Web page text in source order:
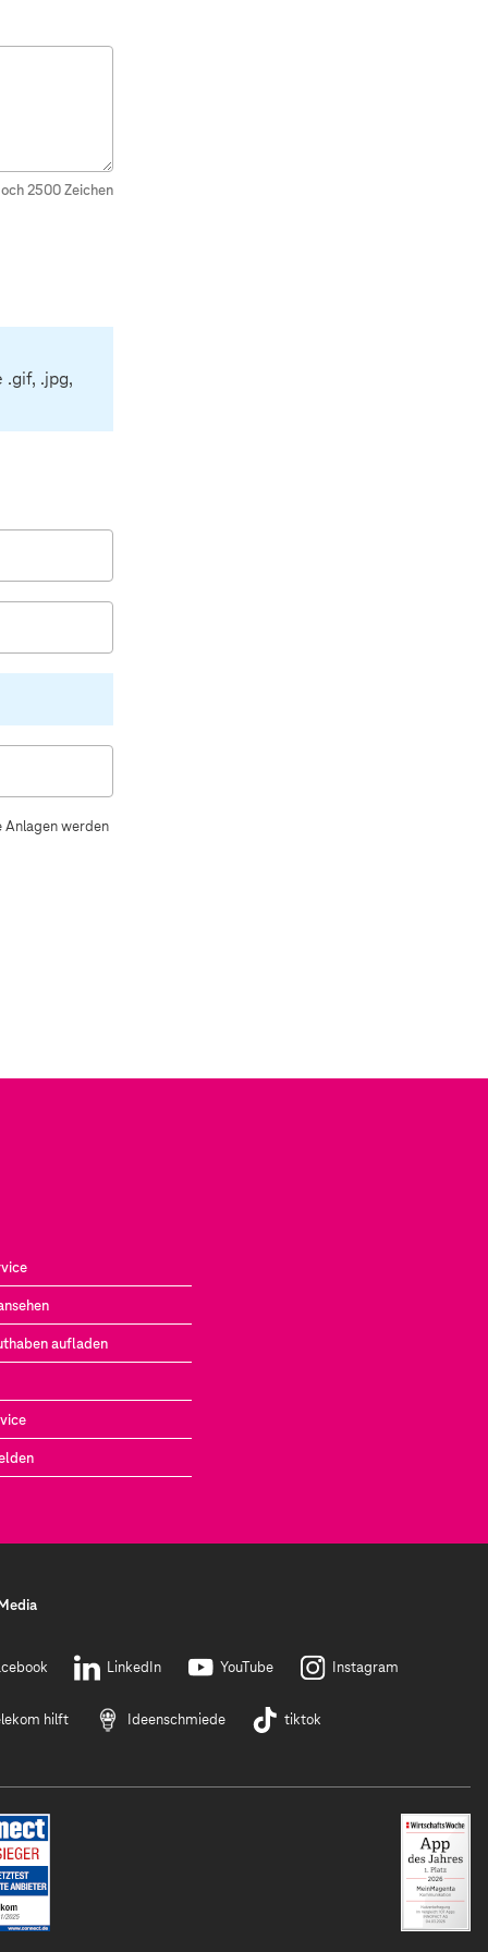
2500Zeichen
.gif, .jpg,
Anlagen werden
aufladen
LinkedIn YouTube Instagram
hilft Ideenschmiede tiktok